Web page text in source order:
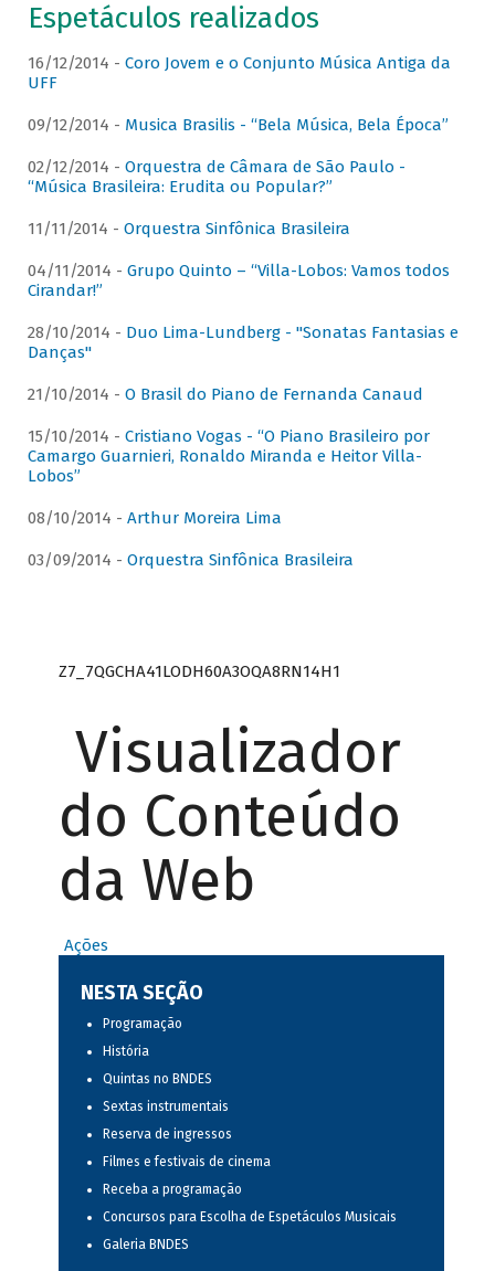
Espetáculos realizados
16/12/2014 - Coro Jovem e o Conjunto Música Antiga da
UFF
09/12/2014 - Musica Brasilis - “Bela Música, Bela Época”
02/12/2014 - Orquestra de Câmara de São Paulo -
“Música Brasileira: Erudita ou Popular?”
11/11/2014 - Orquestra Sinfônica Brasileira
04/11/2014 - Grupo Quinto – “Villa-Lobos: Vamos todos
Cirandar!”
28/10/2014 - Duo Lima-Lundberg - "Sonatas Fantasias e
Danças"
21/10/2014 - O Brasil do Piano de Fernanda Canaud
15/10/2014 - Cristiano Vogas - “O Piano Brasileiro por
Camargo Guarnieri, Ronaldo Miranda e Heitor Villa-
Lobos”
08/10/2014 - Arthur Moreira Lima
03/09/2014 - Orquestra Sinfônica Brasileira
Z7_7QGCHA41LODH60A3OQA8RN14H1
Visualizador
do Conteúdo
da Web
Ações
NESTA SEÇÃO
Programação
História
Quintas no BNDES
Sextas instrumentais
Reserva de ingressos
Filmes e festivais de cinema
Receba a programação
Concursos para Escolha de Espetáculos Musicais
Galeria BNDES